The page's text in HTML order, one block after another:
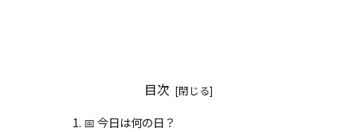
目次
📅 今日は何の日？